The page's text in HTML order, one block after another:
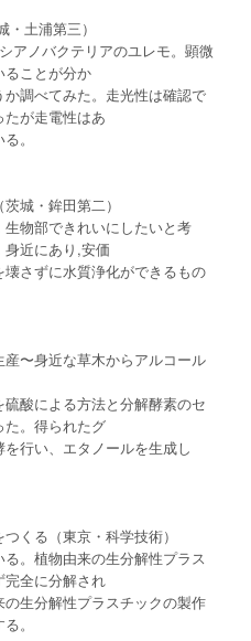
土浦第三）
アノバクテリアのユレモ。顕微
ることが分か
調べてみた。走光性は確認で
が走電性はあ
。
城・鉾田第二）
物部できれいにしたいと考
身近にあり,安価
壊さずに水質浄化ができるもの
〜身近な草木からアルコール
酸による方法と分解酵素のセ
た。得られたグ
行い、エタノールを生成し
くる（東京・科学技術）
。植物由来の生分解性プラス
全に分解され
生分解性プラスチックの製作
。